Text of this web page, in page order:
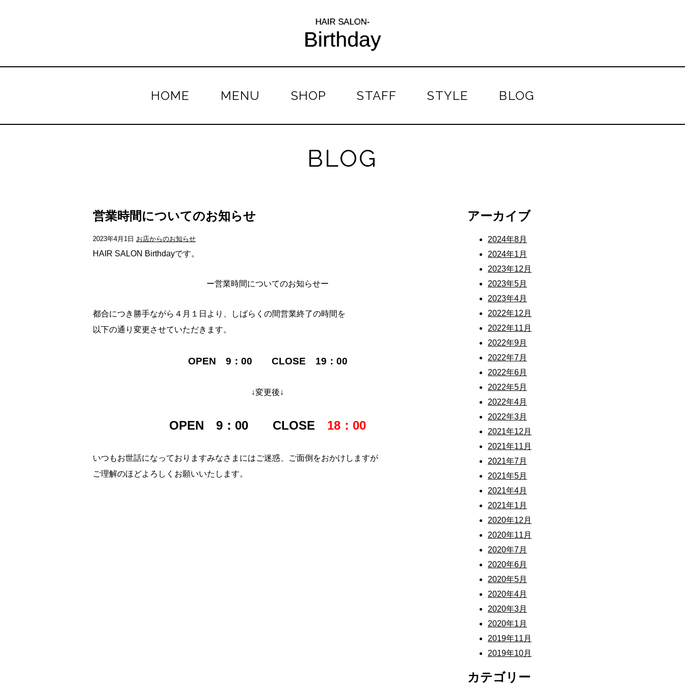
HOME MENU SHOP STAFF STYLE BLOG
BLOG
営業時間についてのお知らせ
2023年4月1日 お店からのお知らせ
HAIR SALON Birthdayです。
ー営業時間についてのお知らせー
都合につき勝手ながら４月１日より、しばらくの間営業終了の時間を
以下の通り変更させていただきます。
OPEN 9：00 CLOSE 19：00
↓変更後↓
OPEN 9：00 CLOSE 18：00
いつもお世話になっておりますみなさまにはご迷惑、ご面倒をおかけしますが
ご理解のほどよろしくお願いいたします。
アーカイブ
2024年8月
2024年1月
2023年12月
2023年5月
2023年4月
2022年12月
2022年11月
2022年9月
2022年7月
2022年6月
2022年5月
2022年4月
2022年3月
2021年12月
2021年11月
2021年7月
2021年5月
2021年4月
2021年1月
2020年12月
2020年11月
2020年7月
2020年6月
2020年5月
2020年4月
2020年3月
2020年1月
2019年11月
2019年10月
カテゴリー